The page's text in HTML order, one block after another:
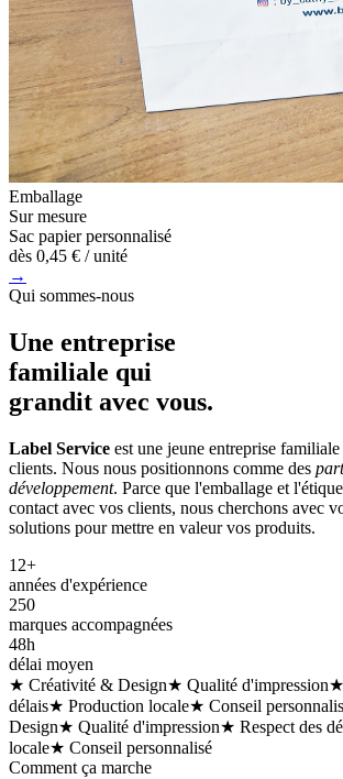
Emballage
Sur mesure
Sac papier personnalisé
dès 0,45 € / unité
→
Qui sommes-nous
Une entreprise
familiale qui
grandit avec vous.
Label Service est une jeune entreprise
clients. Nous nous positionnons comme des
développement. Parce que l'emballage et
contact avec vos clients, nous cherchons avec
solutions pour mettre en valeur vos produits.
12+
années d'expérience
250
marques accompagnées
48h
délai moyen
★ Créativité & Design★ Qualité d'impression★
délais★ Production locale★ Conseil
Design★ Qualité d'impression★ Respect des
locale★ Conseil personnalisé
Comment ça marche